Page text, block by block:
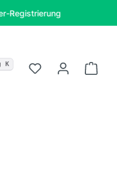
anzeigen
K Du hast 0